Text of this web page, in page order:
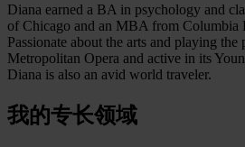
Diana earned a BA in psychology and
of Chicago and an MBA from Columbia
Passionate about the arts and playing the
Metropolitan Opera and active in its
Diana is also an avid world traveler.
我的专长领域